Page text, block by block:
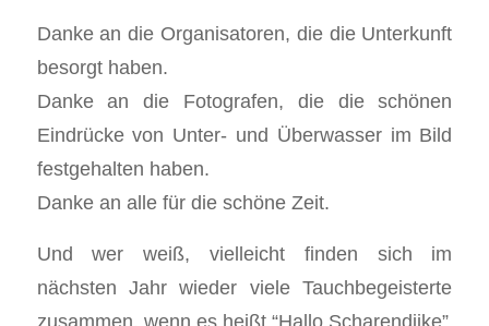
Danke an die Organisatoren, die die Unterkunft
besorgt haben.
Danke an die Fotografen, die die schönen
Eindrücke von Unter- und Überwasser im Bild
festgehalten haben.
Danke an alle für die schöne Zeit.
Und wer weiß, vielleicht finden sich im
nächsten Jahr wieder viele Tauchbegeisterte
zusammen, wenn es heißt “Hallo Scharendijke”